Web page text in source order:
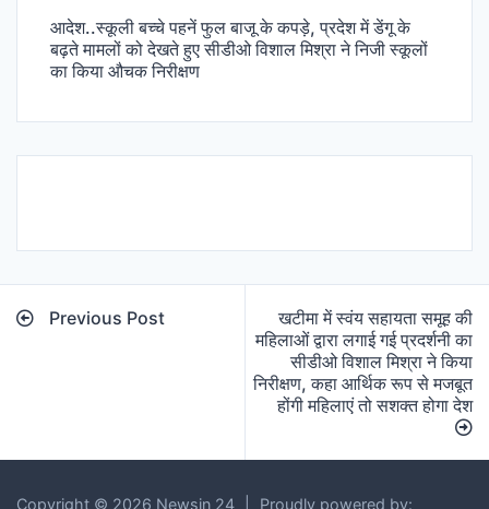
आदेश..स्कूली बच्चे पहनें फुल बाजू के कपड़े, प्रदेश में डेंगू के
बढ़ते मामलों को देखते हुए सीडीओ विशाल मिश्रा ने निजी स्कूलों
का किया औचक निरीक्षण
PostPrevious Post
खटीमा में स्वंय सहायता समूह की
महिलाओं द्वारा लगाई गई प्रदर्शनी का
सीडीओ विशाल मिश्रा ने किया
निरीक्षण, कहा आर्थिक रूप से मजबूत
होंगी महिलाएं तो सशक्त होगा देश
Copyright © 2026 Newsin 24 Proudly powered by: